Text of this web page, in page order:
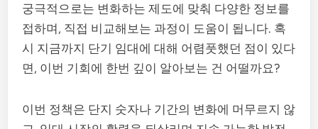
궁극적으로는 변화하는 제도에 맞춰 다양한 정보를
접하며, 직접 비교해보는 과정이 도움이 됩니다. 혹
시 지금까지 단기 임대에 대해 어렴풋했던 점이 있다
면, 이번 기회에 한번 깊이 알아보는 건 어떨까요?
이번 정책은 단지 숫자나 기간의 변화에 머무르지 않